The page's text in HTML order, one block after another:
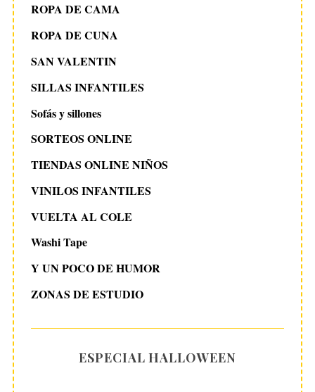
ROPA DE CAMA
ROPA DE CUNA
SAN VALENTIN
SILLAS INFANTILES
Sofás y sillones
SORTEOS ONLINE
TIENDAS ONLINE NIÑOS
VINILOS INFANTILES
VUELTA AL COLE
Washi Tape
Y UN POCO DE HUMOR
ZONAS DE ESTUDIO
ESPECIAL HALLOWEEN